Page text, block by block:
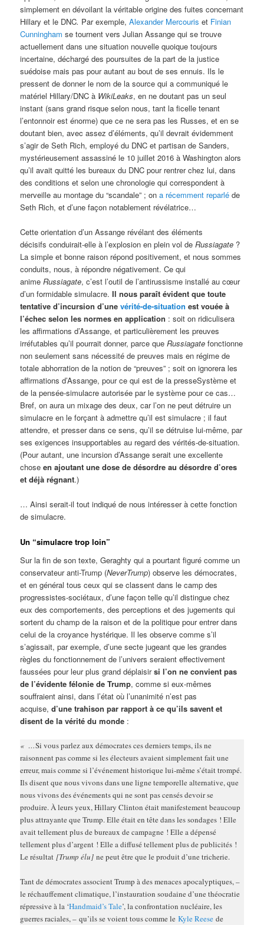
simplement en dévoilant la véritable origine des fuites concernant
Hillary et le DNC. Par exemple,Alexander Mercouris et Finian
Cunningham se tournent vers Julian Assange qui se trouve
actuellement dans une situation nouvelle quoique toujours
incertaine, déchargé des poursuites de la part de la justice
suédoise mais pas pour autant au bout de ses ennuis. Ils le
pressent de donner le nom de la source qui a communiqué le
matériel Hillary/DNC à WikiLeaks, en ne doutant pas un seul
instant (sans grand risque selon nous, tant la ficelle tenant
l’entonnoir est énorme) que ce ne sera pas les Russes, et en se
doutant bien, avec assez d’éléments, qu’il devrait évidemment
s’agir de Seth Rich, employé du DNC et partisan de Sanders,
mystérieusement assassiné le 10 juillet 2016 à Washington alors
qu’il avait quitté les bureaux du DNC pour rentrer chez lui, dans
des conditions et selon une chronologie qui correspondent à
merveille au montage du “scandale” ; ona récemment reparlé de
Seth Rich, et d’une façon notablement révélatrice…
Cette orientation d’un Assange révélant des éléments
décisifs conduirait-elle à l’explosion en plein vol deRussiagate ?
La simple et bonne raison répond positivement, et nous sommes
conduits, nous, à répondre négativement. Ce qui
animeRussiagate, c’est l’outil de l’antirussisme installé au cœur
d’un formidable simulacre.Il nous paraît évident que toute
tentative d’incursion d’unevérité-de-situation est vouée à
l’échec selon les normes en application : soit on ridiculisera
les affirmations d’Assange, et particulièrement les preuves
irréfutables qu’il pourrait donner, parce queRussiagatefonctionne
non seulement sans nécessité de preuves mais en régime de
totale abhorration de la notion de “preuves” ; soit on ignorera les
affirmations d’Assange, pour ce qui est de la presseSystème et
de la pensée-simulacre autorisée par le système pour ce cas…
Bref, on aura un mixage des deux, car l’on ne peut détruire un
simulacre en le forçant à admettre qu’il est simulacre ; il faut
attendre, et presser dans ce sens, qu’il se détruise lui-même, par
ses exigences insupportables au regard des vérités-de-situation.
(Pour autant, une incursion d’Assange serait une excellente
choseen ajoutant une dose de désordre au désordre d’ores
et déjà régnant.)
… Ainsi serait-il tout indiqué de nous intéresser à cette fonction
de simulacre.
Un “simulacre trop loin”
Sur la fin de son texte, Geraghty qui a pourtant figuré comme un
conservateur anti-Trump (NeverTrump) observe les démocrates,
et en général tous ceux qui se classent dans le camp des
progressistes-sociétaux, d’une façon telle qu’il distingue chez
eux des comportements, des perceptions et des jugements qui
sortent du champ de la raison et de la politique pour entrer dans
celui de la croyance hystérique. Il les observe comme s’il
s’agissait, par exemple, d’une secte jugeant que les grandes
règles du fonctionnement de l’univers seraient effectivement
faussées pour leur plus grand déplaisirsi l’on ne convient pas
de l’évidente félonie de Trump, comme si eux-mêmes
souffraient ainsi, dans l’état où l’unanimité n’est pas
acquise,d’une trahison par rapport à ce qu’ils savent et
disent de la vérité du monde :
« …Si vous parlez aux démocrates ces derniers temps, ils ne
raisonnent pas comme si les électeurs avaient simplement fait une
erreur, mais comme si l’événement historique lui-même s’était trompé.
Ils disent que nous vivons dans une ligne temporelle alternative, que
nous vivons des événements qui ne sont pas censés devoir se
produire. À leurs yeux, Hillary Clinton était manifestement beaucoup
plus attrayante que Trump. Elle était en tête dans les sondages ! Elle
avait tellement plus de bureaux de campagne ! Elle a dépensé
tellement plus d’argent ! Elle a diffusé tellement plus de publicités !
Le résultat [Trump élu]ne peut être que le produit d’une tricherie.
Tant de démocrates associent Trump à des menaces apocalyptiques, –
le réchauffement climatique, l’instauration soudaine d’une théocratie
répressive à la ‘Handmaid’s Tale’, la confrontation nucléaire, les
guerres raciales, – qu’ils se voient tous comme leKyle Reese de